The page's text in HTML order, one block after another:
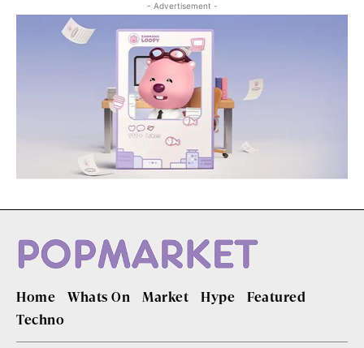
- Advertisement -
Home Whats On Market Hype
Featured
Techno